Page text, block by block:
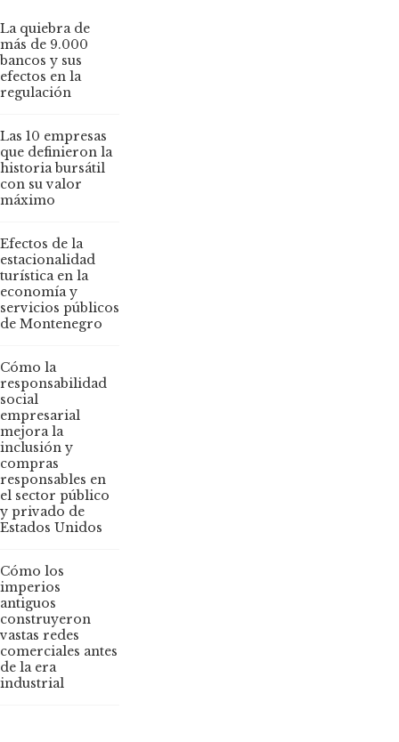
La quiebra de
más de 9.000
bancos y sus
efectos en la
regulación
Las 10 empresas
que definieron la
historia bursátil
con su valor
máximo
Efectos de la
estacionalidad
turística en la
economía y
servicios públicos
de Montenegro
Cómo la
responsabilidad
social
empresarial
mejora la
inclusión y
compras
responsables en
el sector público
y privado de
Estados Unidos
Cómo los
imperios
antiguos
construyeron
vastas redes
comerciales antes
de la era
industrial